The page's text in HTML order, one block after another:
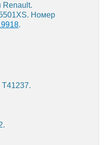
Renault.
Номер
.